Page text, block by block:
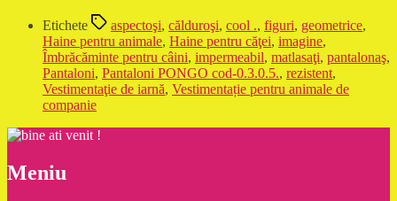
Etichete aspectoşi, călduroşi, cool ., figuri, geometrice,
Haine pentru animale, Haine pentru căţei, imagine,
Îmbrăcăminte pentru câini, impermeabil, matlasaţi, pantalonaş,
Pantaloni, Pantaloni PONGO cod-0.3.0.5., rezistent,
Vestimentaţie de iarnă, Vestimentație pentru animale de
companie
Meniu